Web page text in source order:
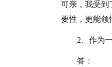
可亲，我受到
要性，更能领
2、作为
答：